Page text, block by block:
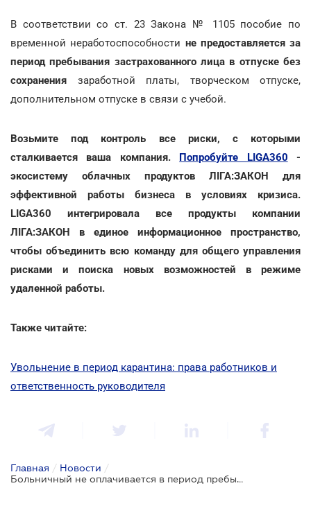
В соответствии со ст. 23 Закона № 1105 пособие по
временной неработоспособности не предоставляется за
период пребывания застрахованного лица в отпуске без
сохранения заработной платы, творческом отпуске,
дополнительном отпуске в связи с учебой.
Возьмите под контроль все риски, с которыми
сталкивается ваша компания. Попробуйте LIGA360 -
экосистему облачных продуктов ЛІГА:ЗАКОН для
эффективной работы бизнеса в условиях кризиса.
LIGA360 интегрировала все продукты компании
ЛІГА:ЗАКОН в единое информационное пространство,
чтобы объединить всю команду для общего управления
рисками и поиска новых возможностей в режиме
удаленной работы.
Также читайте:
Увольнение в период карантина: права работников и
ответственность руководителя
Главная / Новости /
Больничный не оплачивается в период пребывания в отпуске за свой счет